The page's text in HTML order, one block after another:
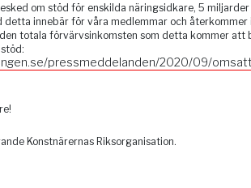
om stöd för enskilda näringsidkare, 5
detta innebär för våra medlemmar och återkommer
totala förvärvsinkomsten som detta kommer att
pressmeddelanden/2020/09/
Konstnärernas Riksorganisation.